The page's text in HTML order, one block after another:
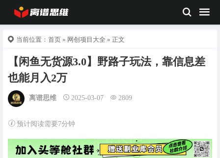
当前位置： 首页 » 网创项目大全 » 正文
【闲鱼无货源3.0】野路子玩法，靠信息差
也能月入2万
离谱思维 2025-03-07 2809
预计阅读需要7分钟